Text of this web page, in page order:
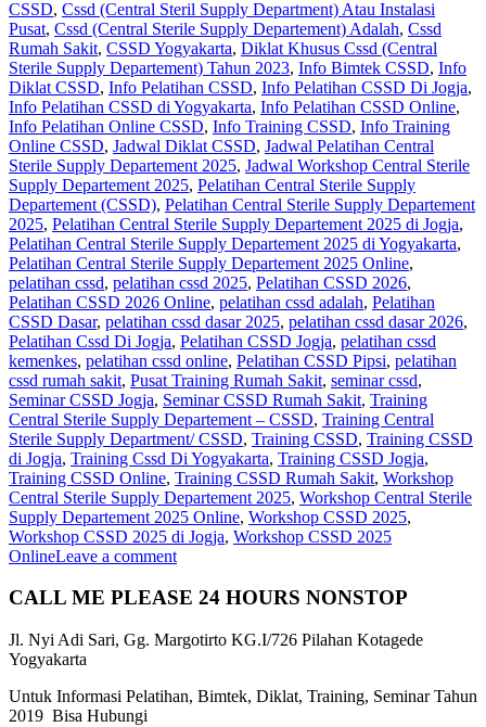
CSSD, Cssd (Central Steril Supply Department) Atau Instalasi
Pusat, Cssd (Central Sterile Supply Departement) Adalah, Cssd
Rumah Sakit, CSSD Yogyakarta, Diklat Khusus Cssd (Central
Sterile Supply Departement) Tahun 2023, Info Bimtek CSSD, Info
Diklat CSSD, Info Pelatihan CSSD, Info Pelatihan CSSD Di Jogja,
Info Pelatihan CSSD di Yogyakarta, Info Pelatihan CSSD Online,
Info Pelatihan Online CSSD, Info Training CSSD, Info Training
Online CSSD, Jadwal Diklat CSSD, Jadwal Pelatihan Central
Sterile Supply Departement 2025, Jadwal Workshop Central Sterile
Supply Departement 2025, Pelatihan Central Sterile Supply
Departement (CSSD), Pelatihan Central Sterile Supply Departement
2025, Pelatihan Central Sterile Supply Departement 2025 di Jogja,
Pelatihan Central Sterile Supply Departement 2025 di Yogyakarta,
Pelatihan Central Sterile Supply Departement 2025 Online,
pelatihan cssd, pelatihan cssd 2025, Pelatihan CSSD 2026,
Pelatihan CSSD 2026 Online, pelatihan cssd adalah, Pelatihan
CSSD Dasar, pelatihan cssd dasar 2025, pelatihan cssd dasar 2026,
Pelatihan Cssd Di Jogja, Pelatihan CSSD Jogja, pelatihan cssd
kemenkes, pelatihan cssd online, Pelatihan CSSD Pipsi, pelatihan
cssd rumah sakit, Pusat Training Rumah Sakit, seminar cssd,
Seminar CSSD Jogja, Seminar CSSD Rumah Sakit, Training
Central Sterile Supply Departement – CSSD, Training Central
Sterile Supply Department/ CSSD, Training CSSD, Training CSSD
di Jogja, Training Cssd Di Yogyakarta, Training CSSD Jogja,
Training CSSD Online, Training CSSD Rumah Sakit, Workshop
Central Sterile Supply Departement 2025, Workshop Central Sterile
Supply Departement 2025 Online, Workshop CSSD 2025,
Workshop CSSD 2025 di Jogja, Workshop CSSD 2025
OnlineLeave a comment
CALL ME PLEASE 24 HOURS NONSTOP
Jl. Nyi Adi Sari, Gg. Margotirto KG.I/726 Pilahan Kotagede
Yogyakarta
Untuk Informasi Pelatihan, Bimtek, Diklat, Training, Seminar Tahun
2019 Bisa Hubungi